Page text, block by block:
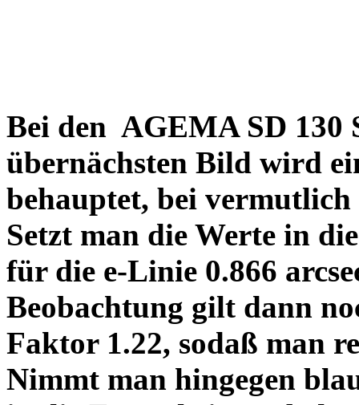
Bei den AGEMA SD 130
übernächsten Bild wird
behauptet, bei vermutlich
Setzt man die Werte in
für die e-Linie 0.866
Beobachtung gilt dann
Faktor 1.22, sodaß man
Nimmt man hingegen